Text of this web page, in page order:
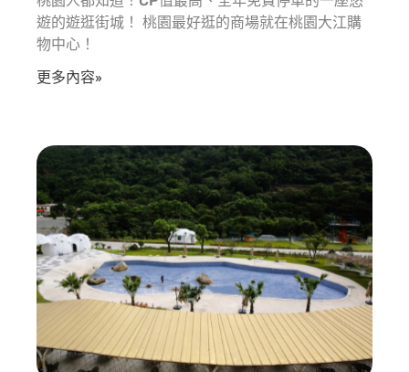
遊的遊逛街城！ 桃園最好逛的商場就在桃園大江購
物中心！
更多內容»